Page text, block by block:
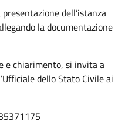
dell’istanza
la documentazione
e chiarimento, si invita a
dello Stato Civile ai